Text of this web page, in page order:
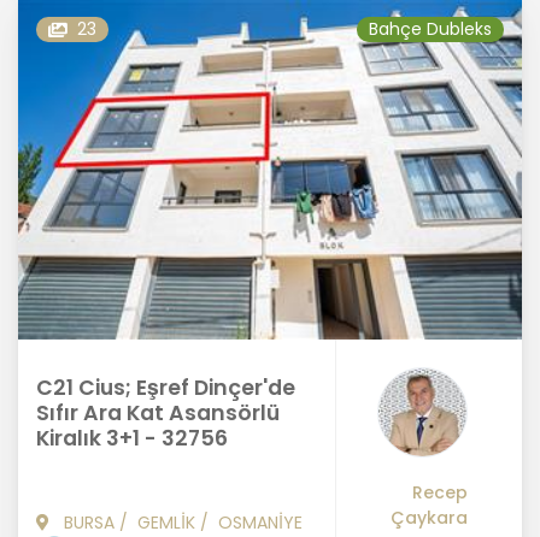
23 Bahçe Dubleks
C21 Cius; Eşref Dinçer'de
Sıfır Ara Kat Asansörlü
Kiralık 3+1 - 32756
BURSA / GEMLİK / OSMANİYE
Recep
Çaykara